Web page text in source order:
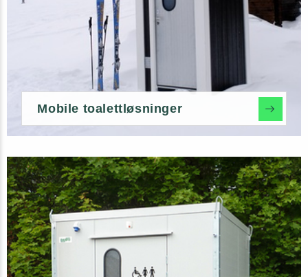
Mobile toalettløsninger